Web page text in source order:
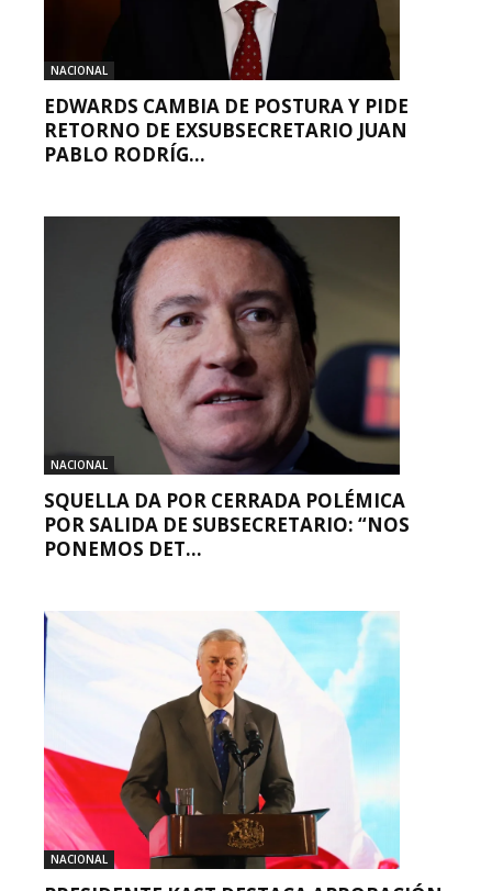
NACIONAL
EDWARDS CAMBIA DE POSTURA Y PIDE
RETORNO DE EXSUBSECRETARIO JUAN
PABLO RODRÍG...
NACIONAL
SQUELLA DA POR CERRADA POLÉMICA
POR SALIDA DE SUBSECRETARIO: “NOS
PONEMOS DET...
NACIONAL